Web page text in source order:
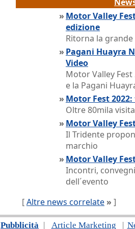
» Motor Valley
edizione
Ritorna la
» Pagani Huayra
Video
Motor Valley
e la Pagani
» Motor Fest
Oltre 80mila
» Motor Valley
Il Tridente
marchio
» Motor Valley
Incontri,
dell´evento
[Altre news correlate » ]
Pubblicità | Article Marketing |